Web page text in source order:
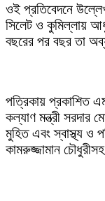
ওই প্রতিবেদনে
সিলেট ও কুমিল্লায়
বছরের পর বছর তা
পত্রিকায় প্রকাশিত
কল্যাণ মন্ত্রী সরদার
মুহিত এবং স্বাস্থ্য ও
কামরুজ্জামান